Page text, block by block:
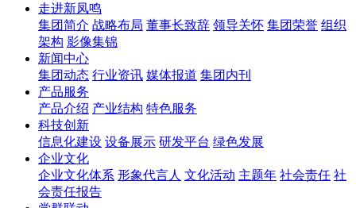
走进新凤鸣
集团简介 战略布局 董事长致辞 领导关怀 集团荣誉 组织
架构 影像集锦
新闻中心
集团动态 行业资讯 媒体报道 集团内刊
产品服务
产品介绍 产业结构 特色服务
科技创新
信息化建设 设备展示 研发平台 绿色发展
企业文化
企业文化体系 形象代言人 文化活动 主题年 社会责任 社
会责任报告